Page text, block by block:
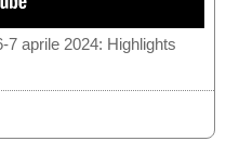
7 aprile 2024: Highlights